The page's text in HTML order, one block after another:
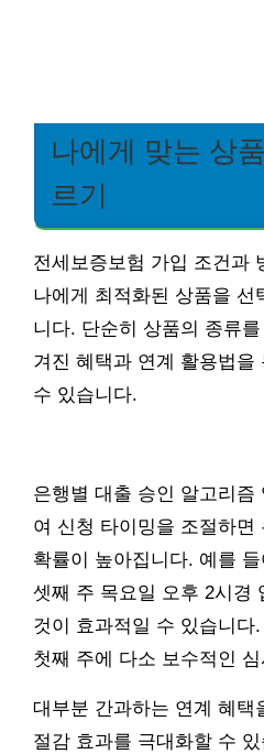
나에게 맞는 상
르기
전세보증보험 가입 조건과
나에게 최적화된 상품을 선
니다. 단순히 상품의 종류
겨진 혜택과 연계 활용법을
수 있습니다.
은행별 대출 승인 알고리즘
여 신청 타이밍을 조절하면
확률이 높아집니다. 예를
셋째 주 목요일 오후 2시경
것이 효과적일 수 있습니다
첫째 주에 다소 보수적인
대부분 간과하는 연계 혜택
절감 효과를 극대화할 수